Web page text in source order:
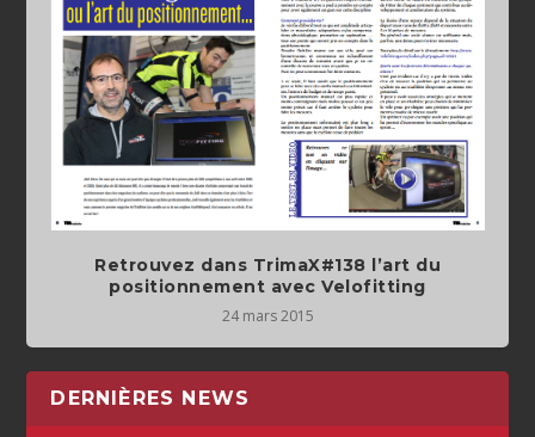
Retrouvez dans TrimaX#138 l’art du
positionnement avec Velofitting
24 mars 2015
DERNIÈRES NEWS